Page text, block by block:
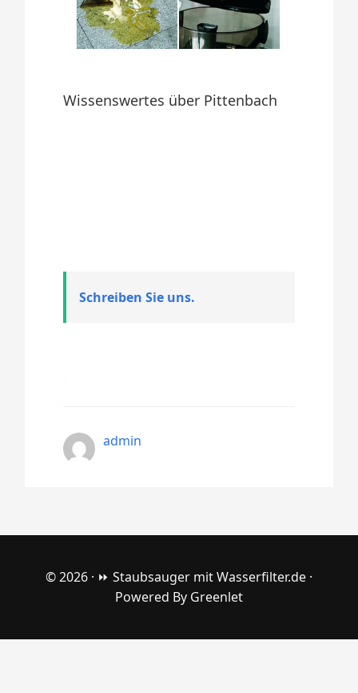
Wissenswertes über Pittenbach
Schreiben Sie uns.
admin
© 2026 · ⏩ Staubsauger mit Wasserfilter.de ·
Powered By Greenlet